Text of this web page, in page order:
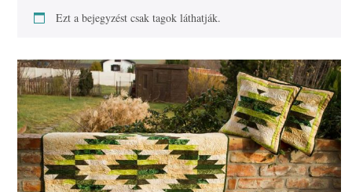
Ezt a bejegyzést csak tagok láthatják.